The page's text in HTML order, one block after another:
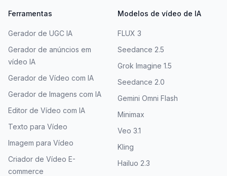
Ferramentas
Gerador de UGC IA
Gerador de anúncios em
vídeo IA
Gerador de Vídeo com IA
Gerador de Imagens com IA
Editor de Vídeo com IA
Texto para Vídeo
Imagem para Vídeo
Criador de Vídeo E-
commerce
Modelos de vídeo de IA
FLUX 3
Seedance 2.5
Grok Imagine 1.5
Seedance 2.0
Gemini Omni Flash
Minimax
Veo 3.1
Kling
Hailuo 2.3